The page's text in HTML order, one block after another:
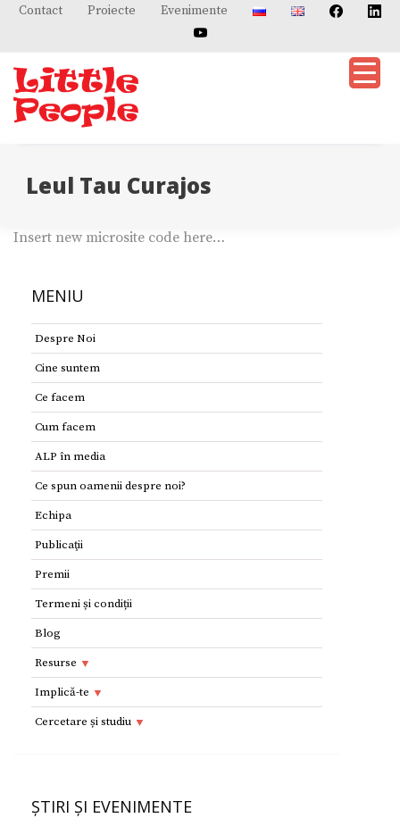
SkipContact Proiecte Evenimente
Leul Tau Curajos
Insert new microsite code here…
MENIU
Despre Noi
Cine suntem
Ce facem
Cum facem
ALP în media
Ce spun oamenii despre noi?
Echipa
Publicaţii
Premii
Termeni și condiții
Blog
Resurse
Resurse
Adolescenţi şi tineri
Formularul E 112
Implică-te
Implică-te
Donează
Cercetare și studiu
Conferinţe Medicale
ȘTIRI ȘI EVENIMENTE